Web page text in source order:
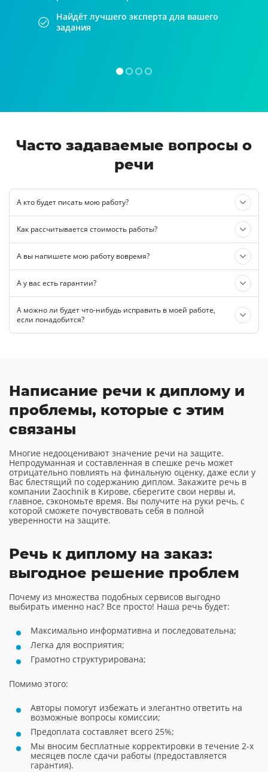
Найдёт лучшего эксперта для вашего
задания
Часто задаваемые вопросы о
речи
А кто будет писать мою работу?
Как рассчитывается стоимость работы?
А вы напишете мою работу вовремя?
А у вас есть гарантии?
А можно ли будет что-нибудь исправить в моей работе,
если понадобится?
Написание речи к диплому и
проблемы, которые с этим
связаны
Многие недооценивают значение речи на защите.
Непродуманная и составленная в спешке речь может
отрицательно повлиять на финальную оценку, даже если у
Вас блестящий по содержанию диплом. Закажите речь в
компании Zaochnik в Кирове, сберегите свои нервы и,
главное, сэкономьте время. Вы получите на руки речь, с
которой сможете почувствовать себя в полной
уверенности на защите.
Речь к диплому на заказ:
выгодное решение проблем
Почему из множества подобных сервисов выгодно
выбирать именно нас? Все просто! Наша речь будет:
Максимально информативна и последовательна;
Легка для восприятия;
Грамотно структурирована;
Помимо этого:
Авторы помогут избежать и элегантно ответить на
возможные вопросы комиссии;
Предоплата составляет всего 25%;
Мы вносим бесплатные корректировки в течение 2-х
месяцев после сдачи работы (предоставляется
гарантия).